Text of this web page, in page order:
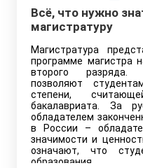
Всё, что нужно
магистратуру
Магистратура
программе магистра
второго разряда.
позволяют
степени,
бакалавриата. За
обладателем
в России –
значимости и
означают, что
образования.